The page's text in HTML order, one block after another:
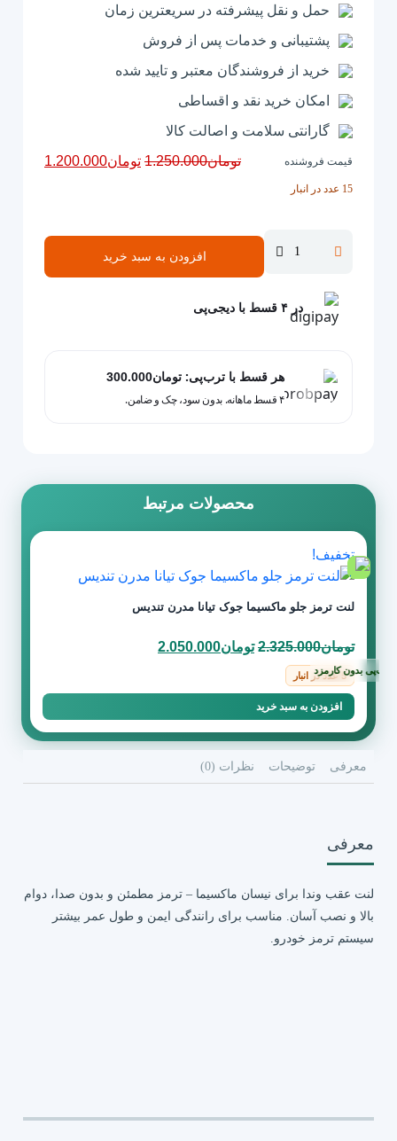
حمل و نقل پیشرفته در سریعترین زمان
پشتیبانی و خدمات پس از فروش
خرید از فروشندگان معتبر و تایید شده
امکان خرید نقد و اقساطی
گارانتی سلامت و اصالت کالا
قیمت فروشنده تومان1.250.000 قیمت
تومان1.200.000
15 عدد در انبار
لنت
عقب
نیسان
برند
وندا
افزودن به سبد خرید
در ۴ قسط با دیجی‌پی
هر قسط با ترب‌پی: تومان300.000
۴ قسط ماهانه. بدون سود، چک و ضامن.
محصولات مرتبط
بدون کارمزد
تخفیف!
لنت ترمز جلو ماکسیما جوک تیانا مدرن تندیس
تومان2.325.000
قیمت
بود.
تومان2.050.000
قیمت
5 عدد در انبار
افزودن به سبد خرید
معرفی توضیحات نظرات (0)
معرفی
لنت عقب وندا برای نیسان ماکسیما – ترمز مطمئن و بدون صدا، دوام
بالا و نصب آسان. مناسب برای رانندگی ایمن و طول عمر بیشتر
سیستم ترمز خودرو.